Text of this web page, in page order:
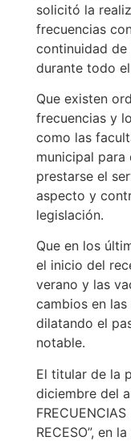
solicitó la
frecuencias
continuidad
durante todo
Que existen
frecuencias y
como las
municipal
prestarse el
aspecto y
legislación.
Que en los
el inicio del
verano y las
cambios en
dilatando el
notable.
El titular de la
diciembre del
RECESO”, en